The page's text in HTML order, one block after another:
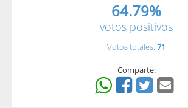
64.79%
votos positivos
Votos totales: 71
Comparte: